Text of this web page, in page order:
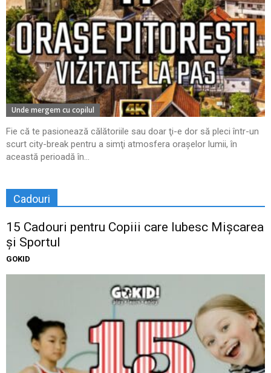
Unde mergem cu copilul
Fie că te pasionează călătoriile sau doar ţi-e dor să pleci într-un
scurt city-break pentru a simţi atmosfera oraşelor lumii, în
această perioadă în...
Cadouri
15 Cadouri pentru Copiii care Iubesc Mișcarea
și Sportul
GOKID